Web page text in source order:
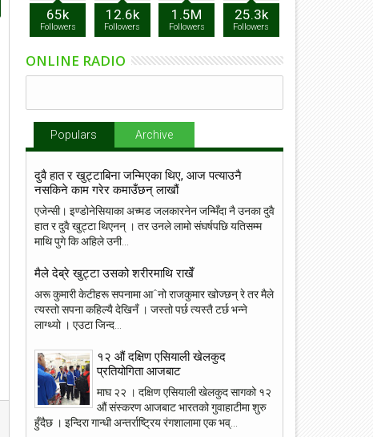
65k
Followers
12.6k
Followers
1.5M
Followers
25.3k
Followers
ONLINE RADIO
Populars Archive
दुवै हात र खुट्टाबिना जन्मिएका थिए, आज पत्याउनै
नसकिने काम गरेर कमाउँछन् लाखौं
एजेन्सी। इण्डोनेसियाका अच्मड जलकारनेन जन्मिँदा नै उनका दुवै
हात र दुवै खुट्टा थिएनन् । तर उनले लामो संघर्षपछि यतिसम्म
माथि पुगे कि अहिले उनी...
मैले देब्रे खुट्टा उसको शरीरमाथि राखेँ
अरू कुमारी केटीहरू सपनामा आˆनो राजकुमार खोज्छन् रे तर मैले
त्यस्तो सपना कहिल्यै देखिनँ । जस्तो पर्छ त्यस्तै टर्छ भन्ने
लाग्थ्यो । एउटा जिन्द...
१२ औं दक्षिण एसियाली खेलकुद
प्रतियोगिता आजबाट
माघ २२ । दक्षिण एसियाली खेलकुद सागको १२
औं संस्करण आजबाट भारतको गुवाहाटीमा शुरु
हुँदैछ । इन्दिरा गान्धी अन्तर्राष्ट्रिय रंगशालामा एक भव्...